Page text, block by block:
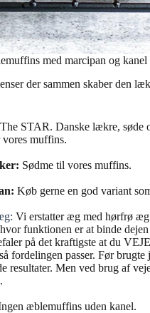
med marcipan og kanel
der sammen skaber den
The STAR. Danske lækre, søde
vores muffins.
Sødme til vores muffins.
Køb gerne en god variant
Vi erstatter æg med hørfrø
funktionen er at binde dejen
på det kraftigste at du
fordelingen passer. Før
resultater. Men ved brug af
æblemuffins uden kanel.